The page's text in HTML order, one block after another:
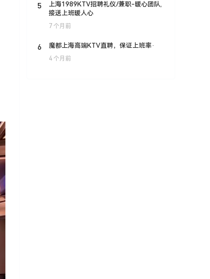
5
上海1989KTV招聘礼仪/兼职-暖心团队,
接送上班暖人心
7 个月前
6 魔都上海高端KTV直聘，保证上班率·
4 个月前